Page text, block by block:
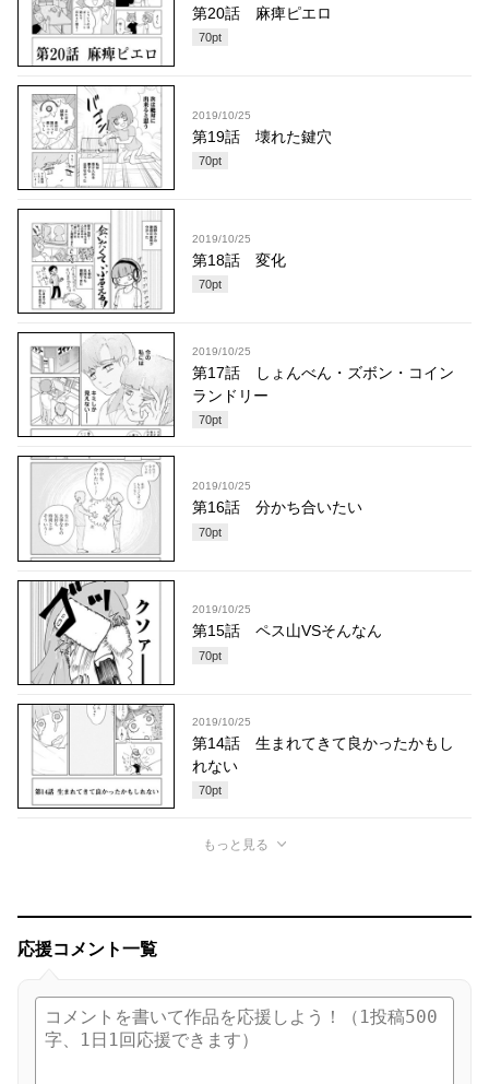
第20話 麻痺ピエロ
70pt
2019/10/25
第19話 壊れた鍵穴
70pt
2019/10/25
第18話 変化
70pt
2019/10/25
第17話 しょんべん・ズボン・コイン
ランドリー
70pt
2019/10/25
第16話 分かち合いたい
70pt
2019/10/25
第15話 ペス山VSそんなん
70pt
2019/10/25
第14話 生まれてきて良かったかもし
れない
70pt
もっと見る
応援コメント一覧